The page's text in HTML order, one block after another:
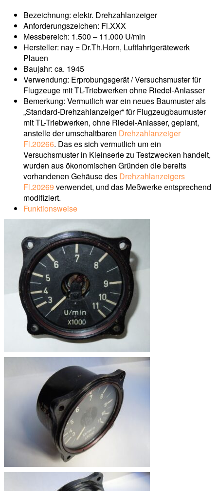
Bezeichnung: elektr. Drehzahlanzeiger
Anforderungszeichen: Fl.XXX
Messbereich: 1.500 – 11.000 U/min
Hersteller: nay = Dr.Th.Horn, Luftfahrtgerätewerk
Plauen
Baujahr: ca. 1945
Verwendung: Erprobungsgerät / Versuchsmuster für
Flugzeuge mit TL-Triebwerken ohne Riedel-Anlasser
Bemerkung: Vermutlich war ein neues Baumuster als
„Standard-Drehzahlanzeiger“ für Flugzeugbaumuster
mit TL-Triebwerken, ohne Riedel-Anlasser, geplant,
anstelle der umschaltbaren Drehzahlanzeiger
Fl.20266. Das es sich vermutlich um ein
Versuchsmuster in Kleinserie zu Testzwecken handelt,
wurden aus ökonomischen Gründen die bereits
vorhandenen Gehäuse des Drehzahlanzeigers
Fl.20269 verwendet, und das Meßwerke entsprechend
modifiziert.
Funktionsweise